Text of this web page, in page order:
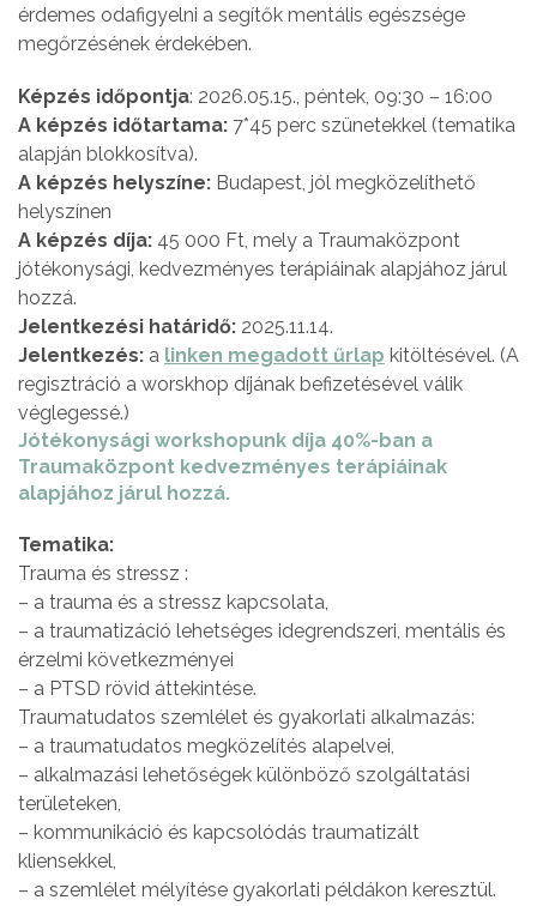
érdemes odafigyelni a segítők mentális egészsége
megőrzésének érdekében.
Képzés időpontja: 2026.05.15., péntek, 09:30 – 16:00
A képzés időtartama: 7*45 perc szünetekkel (tematika
alapján blokkosítva).
A képzés helyszíne: Budapest, jól megközelíthető
helyszínen
A képzés díja: 45 000 Ft, mely a Traumaközpont
jótékonysági, kedvezményes terápiáinak alapjához járul
hozzá.
Jelentkezési határidő: 2025.11.14.
Jelentkezés: a linken megadott űrlap kitöltésével. (A
regisztráció a worskhop díjának befizetésével válik
véglegessé.)
Jótékonysági workshopunk díja 40%-ban a
Traumaközpont kedvezményes terápiáinak
alapjához járul hozzá.
Tematika:
Trauma és stressz :
– a trauma és a stressz kapcsolata,
– a traumatizáció lehetséges idegrendszeri, mentális és
érzelmi következményei
– a PTSD rövid áttekintése.
Traumatudatos szemlélet és gyakorlati alkalmazás:
– a traumatudatos megközelítés alapelvei,
– alkalmazási lehetőségek különböző szolgáltatási
területeken,
– kommunikáció és kapcsolódás traumatizált
kliensekkel,
– a szemlélet mélyítése gyakorlati példákon keresztül.